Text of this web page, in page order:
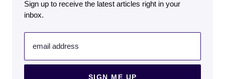
Sign up to receive the latest articles right in your
inbox.
email address
SIGN ME UP